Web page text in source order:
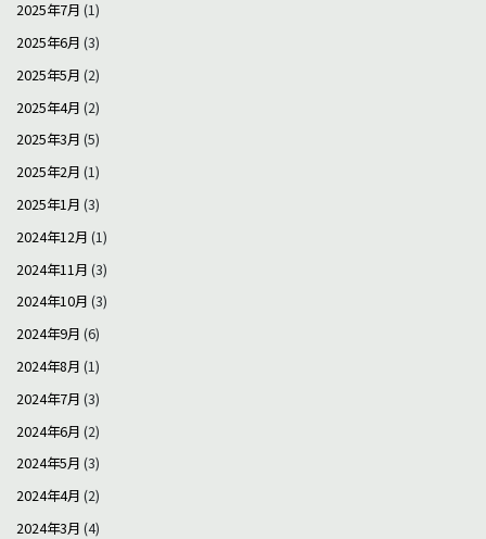
2025年7月 (1)
2025年6月 (3)
2025年5月 (2)
2025年4月 (2)
2025年3月 (5)
2025年2月 (1)
2025年1月 (3)
2024年12月 (1)
2024年11月 (3)
2024年10月 (3)
2024年9月 (6)
2024年8月 (1)
2024年7月 (3)
2024年6月 (2)
2024年5月 (3)
2024年4月 (2)
2024年3月 (4)